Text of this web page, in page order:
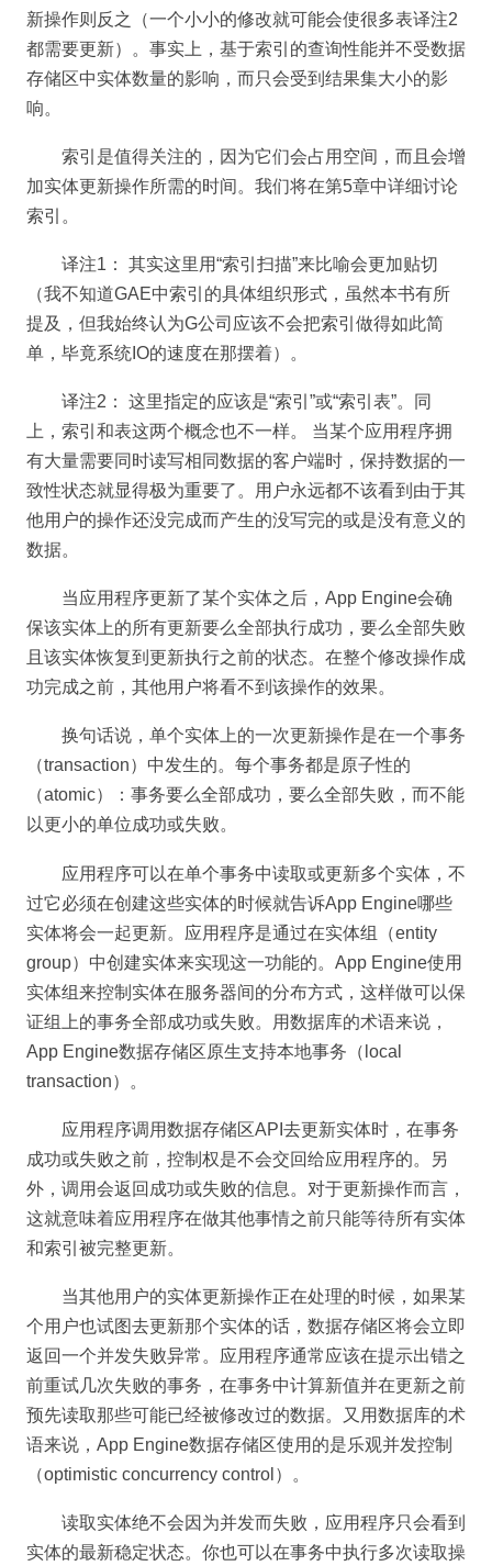
新操作则反之（一个小小的修改就可能会使很多表译注2
都需要更新）。事实上，基于索引的查询性能并不受数据
存储区中实体数量的影响，而只会受到结果集大小的影
响。
索引是值得关注的，因为它们会占用空间，而且会增
加实体更新操作所需的时间。我们将在第5章中详细讨论
索引。
译注1： 其实这里用“索引扫描”来比喻会更加贴切
（我不知道GAE中索引的具体组织形式，虽然本书有所
提及，但我始终认为G公司应该不会把索引做得如此简
单，毕竟系统IO的速度在那摆着）。
译注2： 这里指定的应该是“索引”或“索引表”。同
上，索引和表这两个概念也不一样。 当某个应用程序拥
有大量需要同时读写相同数据的客户端时，保持数据的一
致性状态就显得极为重要了。用户永远都不该看到由于其
他用户的操作还没完成而产生的没写完的或是没有意义的
数据。
当应用程序更新了某个实体之后，App Engine会确
保该实体上的所有更新要么全部执行成功，要么全部失败
且该实体恢复到更新执行之前的状态。在整个修改操作成
功完成之前，其他用户将看不到该操作的效果。
换句话说，单个实体上的一次更新操作是在一个事务
（transaction）中发生的。每个事务都是原子性的
（atomic）：事务要么全部成功，要么全部失败，而不能
以更小的单位成功或失败。
应用程序可以在单个事务中读取或更新多个实体，不
过它必须在创建这些实体的时候就告诉App Engine哪些
实体将会一起更新。应用程序是通过在实体组（entity
group）中创建实体来实现这一功能的。App Engine使用
实体组来控制实体在服务器间的分布方式，这样做可以保
证组上的事务全部成功或失败。用数据库的术语来说，
App Engine数据存储区原生支持本地事务（local
transaction）。
应用程序调用数据存储区API去更新实体时，在事务
成功或失败之前，控制权是不会交回给应用程序的。另
外，调用会返回成功或失败的信息。对于更新操作而言，
这就意味着应用程序在做其他事情之前只能等待所有实体
和索引被完整更新。
当其他用户的实体更新操作正在处理的时候，如果某
个用户也试图去更新那个实体的话，数据存储区将会立即
返回一个并发失败异常。应用程序通常应该在提示出错之
前重试几次失败的事务，在事务中计算新值并在更新之前
预先读取那些可能已经被修改过的数据。又用数据库的术
语来说，App Engine数据存储区使用的是乐观并发控制
（optimistic concurrency control）。
读取实体绝不会因为并发而失败，应用程序只会看到
实体的最新稳定状态。你也可以在事务中执行多次读取操